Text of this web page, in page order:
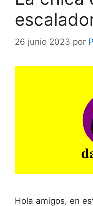
26 junio 2023 por
Hola amigos, en